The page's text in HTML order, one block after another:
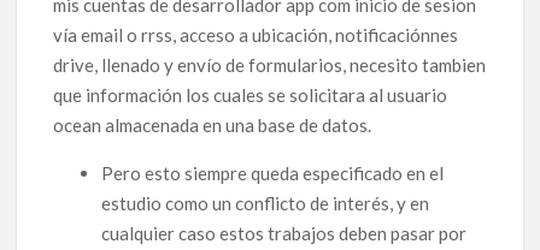
mis cuentas de desarrollador app com inicio de sesion
vía email o rrss, acceso a ubicación, notificaciónnes
drive, llenado y envío de formularios, necesito tambien
que información los cuales se solicitara al usuario
ocean almacenada en una base de datos.
Pero esto siempre queda especificado en el
estudio como un conflicto de interés, y en
cualquier caso estos trabajos deben pasar por